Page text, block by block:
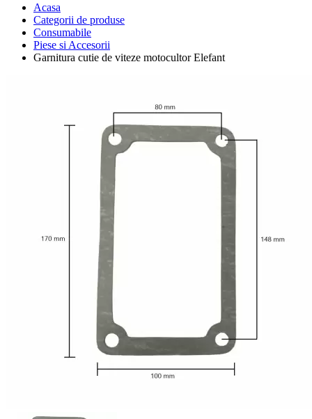
Acasa
Categorii de produse
Consumabile
Piese si Accesorii
Garnitura cutie de viteze motocultor Elefant